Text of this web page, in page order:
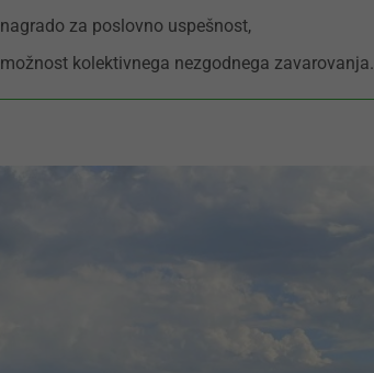
nagrado za poslovno uspešnost,
možnost kolektivnega nezgodnega zavarovanja.